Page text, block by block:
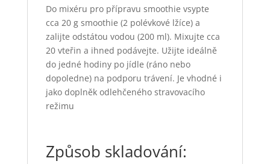
Do mixéru pro přípravu smoothie vsypte
cca 20 g smoothie (2 polévkové lžíce) a
zalijte odstátou vodou (200 ml). Mixujte cca
20 vteřin a ihned podávejte. Užijte ideálně
do jedné hodiny po jídle (ráno nebo
dopoledne) na podporu trávení. Je vhodné i
jako doplněk odlehčeného stravovacího
režimu
Způsob skladování: